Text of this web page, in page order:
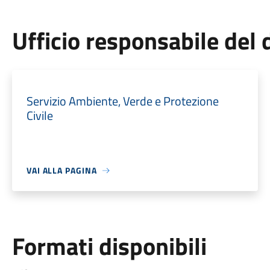
Ufficio responsabile del
Servizio Ambiente, Verde e Protezione
Civile
VAI ALLA PAGINA
Formati disponibili